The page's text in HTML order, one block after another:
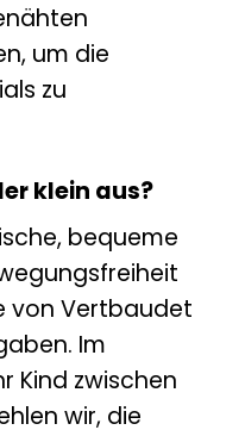
um die
zu
klein aus?
bequeme
von Vertbaudet
Im
Kind zwischen
wir, die